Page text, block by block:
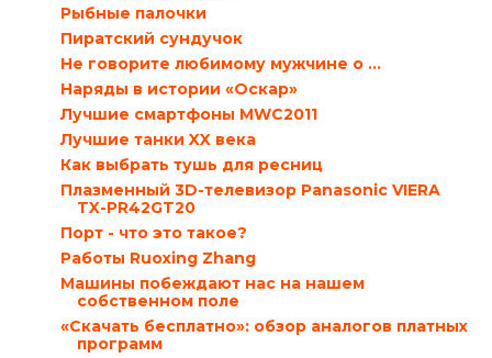
Рыбные палочки
Пиратский сундучок
Не говорите любимому мужчине о …
Наряды в истории «Оскар»
Лучшие смартфоны MWC2011
Лучшие танки XX века
Как выбрать тушь для ресниц
Плазменный 3D-телевизор Panasonic VIERA
TX-PR42GT20
Порт - что это такое?
Работы Ruoxing Zhang
Машины побеждают нас на нашем
собственном поле
«Скачать бесплатно»: обзор аналогов платных
программ